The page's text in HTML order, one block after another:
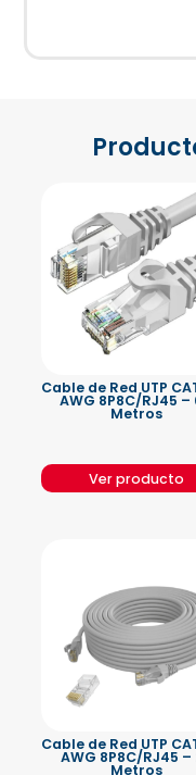
Cable de Red UTP
AWG 8P8C/RJ45 –
Metros
Ver producto
Cable de Red UTP
AWG 8P8C/RJ45 –
Metros